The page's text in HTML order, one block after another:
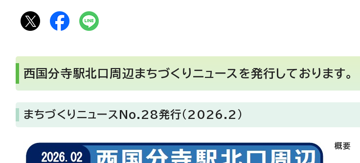
西国分寺駅北口周辺まちづくりニュースを発行しております。
まちづくりニュースNo.28発行（2026.2）
概要